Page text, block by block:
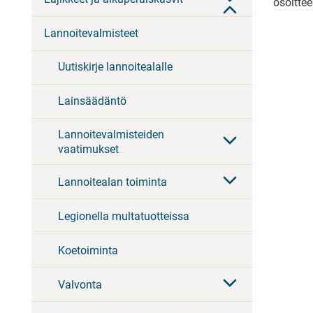
Lannoitevalmisteet
Uutiskirje lannoitealalle
Lainsäädäntö
Lannoitevalmisteiden
vaatimukset
Lannoitealan toiminta
Legionella multatuotteissa
Koetoiminta
Valvonta